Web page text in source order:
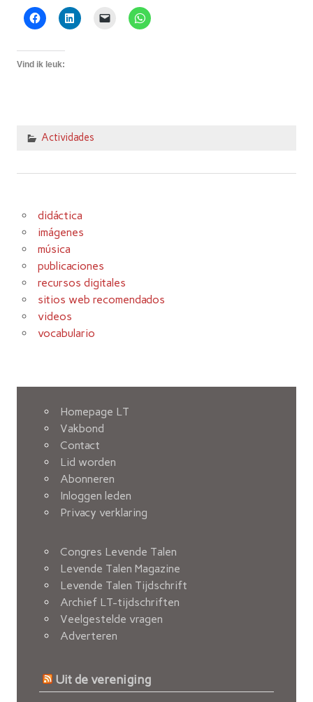
Vind ik leuk:
Actividades
didáctica
imágenes
música
publicaciones
recursos digitales
sitios web recomendados
videos
vocabulario
Homepage LT
Vakbond
Contact
Lid worden
Abonneren
Inloggen leden
Privacy verklaring
Congres Levende Talen
Levende Talen Magazine
Levende Talen Tijdschrift
Archief LT-tijdschriften
Veelgestelde vragen
Adverteren
Uit de vereniging